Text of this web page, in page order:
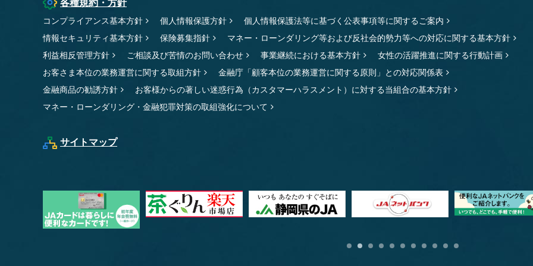
各種規約・方針
コンプライアンス基本方針 個人情報保護方針
個人情報保護法等に基づく公表事項等に関するご案内
情報セキュリティ基本方針
保険募集指針
マネー・ローンダリング等および反社会的勢力等への対応に関する基本方針
利益相反管理方針
ご相談及び苦情のお問い合わせ 事業継続における基本方針
女性の活躍推進に関する行動計画
お客さま本位の業務運営に関する取組方針
金融庁「顧客本位の業務運営に関する原則」との対応関係表
金融商品の勧誘方針
お客様からの著しい迷惑行為（カスタマーハラスメント）に対する当組合の基本方針
マネー・ローンダリング・金融犯罪対策の取組強化について
サイトマップ